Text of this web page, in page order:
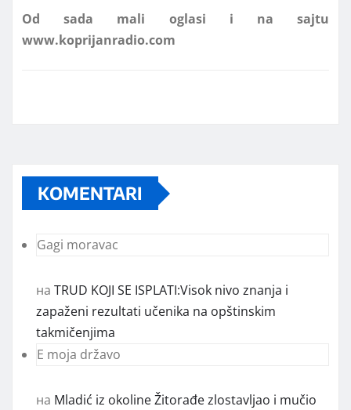
KOMENTARI
Gagi moravac
на TRUD KOJI SE ISPLATI:Visok nivo znanja i
zapaženi rezultati učenika na opštinskim
takmičenjima
E moja državo
на Mladić iz okoline Žitorađe zlostavljao i mučio